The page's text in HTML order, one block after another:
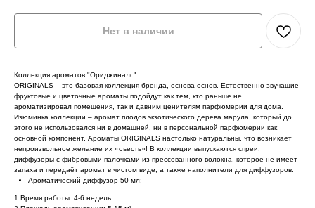
Нет в наличии
Коллекция ароматов "Ориджиналс"
ORIGINALS – это базовая коллекция бренда, основа основ. Естественно звучащие
фруктовые и цветочные ароматы подойдут как тем, кто раньше не
ароматизировал помещения, так и давним ценителям парфюмерии для дома.
Изюминка коллекции – аромат плодов экзотического дерева марула, который до
этого не использовался ни в домашней, ни в персональной парфюмерии как
основной компонент. Ароматы ORIGINALS настолько натуральны, что возникает
непроизвольное желание их «съесть»! В коллекции выпускаются спреи,
диффузоры с фибровыми палочками из прессованного волокна, которое не имеет
запаха и передаёт аромат в чистом виде, а также наполнители для диффузоров.
Ароматический диффузор 50 мл:
1.Время работы: 4-6 недель